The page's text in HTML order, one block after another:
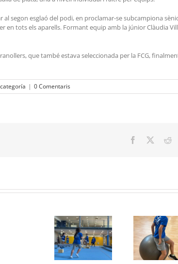
al segon esglaó del podi, en proclamar-se subcampiona
tots els aparells. Formant equip amb la júnior Clàudia
que també estava seleccionada per la FCG,
| 0 Comentaris
Facebook
Protegit: Grup
Agost:
Divendres 22
d’Agost del
21